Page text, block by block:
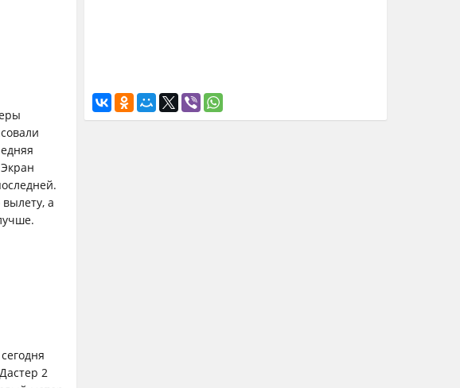
а
2